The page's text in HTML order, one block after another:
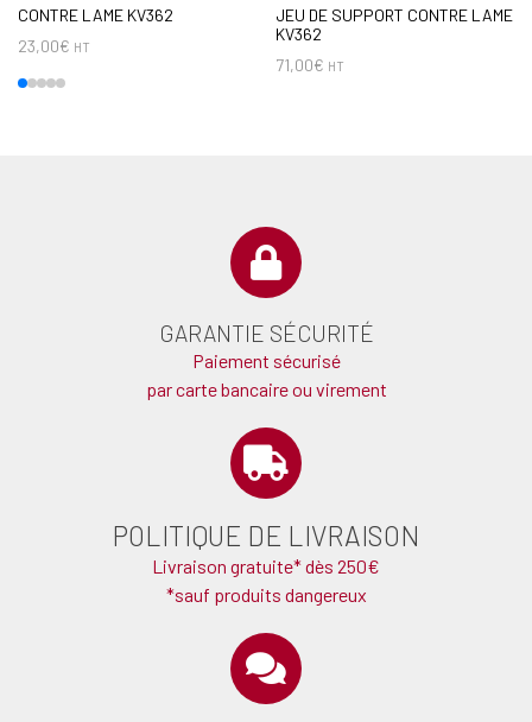
CONTRE LAME KV362
23,00€ HT
JEU DE SUPPORT CONTRE LAME
KV362
71,00€ HT
GARANTIE SÉCURITÉ
Paiement sécurisé
par carte bancaire ou virement
POLITIQUE DE LIVRAISON
Livraison gratuite* dès 250€
*sauf produits dangereux